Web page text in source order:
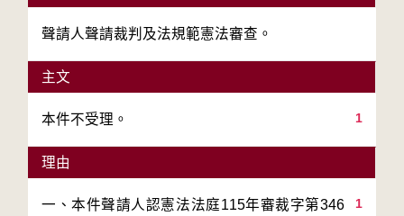
聲請人聲請裁判及法規範憲法審查。
主文
1
本件不受理。
理由
1
一、本件聲請人認憲法法庭115年審裁字第346